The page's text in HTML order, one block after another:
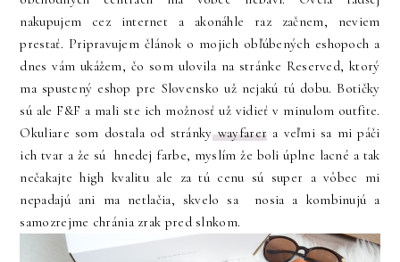
nakupujem cez internet a akonáhle raz začnem, neviem
prestať. Pripravujem článok o mojich obľúbených eshopoch a
dnes vám ukážem, čo som ulovila na stránke Reserved, ktorý
ma spustený eshop pre Slovensko už nejakú tú dobu. Botičky
sú ale F&F a mali ste ich možnosť už vidieť v minulom outfite.
Okuliare som dostala od stránkywayfarer a veľmi sa mi páči
ich tvar a že sú hnedej farbe, myslím že boli úplne lacné a tak
nečakajte high kvalitu ale za tú cenu sú super a vôbec mi
nepadajú ani ma netlačia, skvelo sa nosia a kombinujú a
samozrejme chránia zrak pred slnkom.